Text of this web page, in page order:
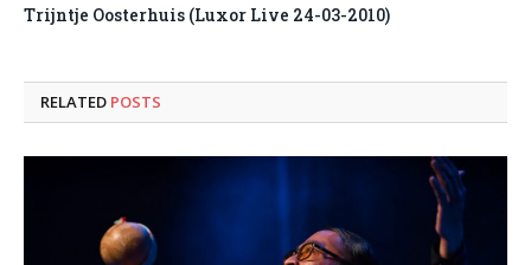
Trijntje Oosterhuis (Luxor Live 24-03-2010)
RELATED POSTS